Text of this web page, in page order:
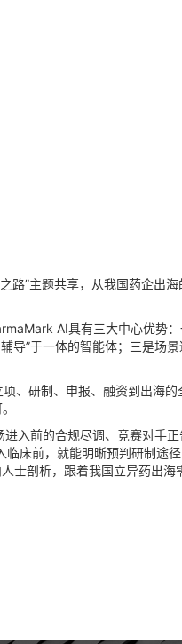
”主题共享，从我国药企出
AI具有三大中心优势
”于一体的智能体；三是场
研制、申报、融资到出海的
前的合规尽调、竞赛对手
床前，就能明晰预判研制途
士剖析，跟着我国立异药出